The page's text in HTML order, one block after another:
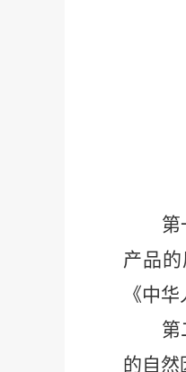
第
产品的
《中
第
的自然